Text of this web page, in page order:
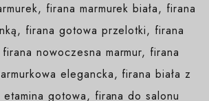
firana marmurek biała, firana
firana gotowa przelotki, firana
nowoczesna marmur, firana
elegancka, firana biała z
etamina gotowa, firana do salonu